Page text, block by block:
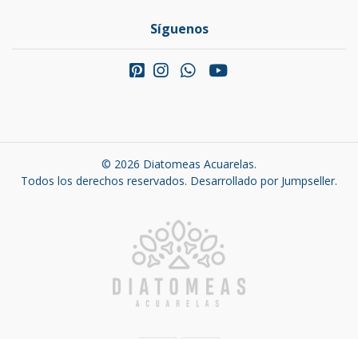
Síguenos
© 2026 Diatomeas Acuarelas.
Todos los derechos reservados. Desarrollado por Jumpseller.